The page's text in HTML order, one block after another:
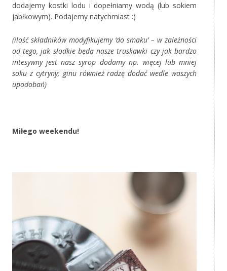
dodajemy kostki lodu i dopełniamy wodą (lub sokiem
jabłkowym). Podajemy natychmiast :)
(ilość składników modyfikujemy ‘do smaku’ – w zależności
od tego, jak słodkie będą nasze truskawki czy jak bardzo
intesywny jest nasz syrop dodamy np. więcej lub mniej
soku z cytryny; ginu również radzę dodać wedle waszych
upodobań)
Miłego weekendu!